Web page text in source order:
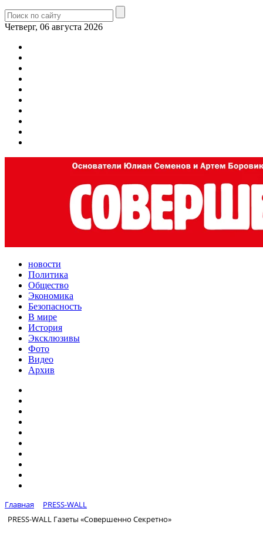
Четверг, 06 августа 2026
новости
Политика
Общество
Экономика
Безопасность
В мире
История
Эксклюзивы
Фото
Видео
Архив
Главная
PRESS-WALL
PRESS-WALL Газеты «Совершенно Секретно»